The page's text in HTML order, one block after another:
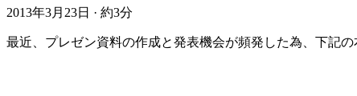
2013年3月23日 · 約3分
最近、プレゼン資料の作成と発表機会が頻発した為、下記